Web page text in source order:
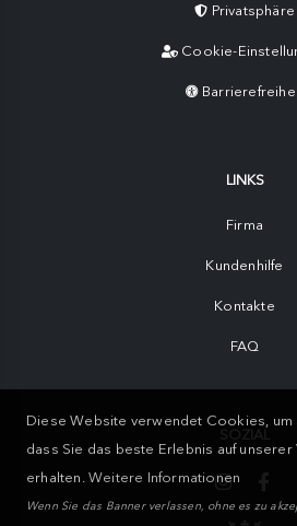
Privatsphäre
Cookie-
LINKS
Firma
Kundenhilfe
Kontakte
FAQ
Diese Website verwendet Cookies, um
dass Sie das beste Erlebnis auf unserer
erhalten.Weitere Informationen
Wenn Sie das Banner verlassen, ohne es zu